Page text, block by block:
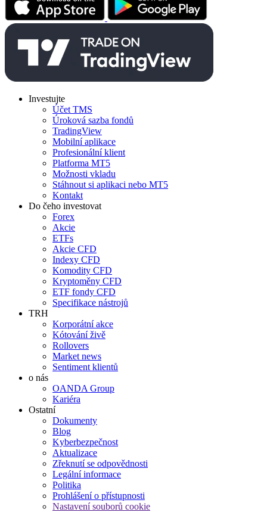
Investujte
Účet TMS
Úroková sazba fondů
TradingView
Mobilní aplikace
Profesionální klient
Platforma MT5
Možnosti vkladu
Stáhnout si aplikaci nebo MT5
Kontakt
Do čeho investovat
Forex
Akcie
ETFs
Akcie CFD
Indexy CFD
Komodity CFD
Kryptoměny CFD
ETF fondy CFD
Specifikace nástrojů
TRH
Korporátní akce
Kótování živě
Rollovers
Market news
Sentiment klientů
o nás
OANDA Group
Kariéra
Ostatní
Dokumenty
Blog
Kyberbezpečnost
Aktualizace
Zřeknutí se odpovědnosti
Legální informace
Politika
Prohlášení o přístupnosti
Nastavení souborů cookie